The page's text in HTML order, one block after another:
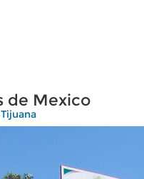
de Mexico
Tijuana